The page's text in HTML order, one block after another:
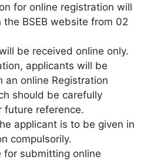
for online registration will
BSEB website from 02
be received online only.
applicants will be
an online Registration
should be carefully
future reference.
applicant is to be given in
compulsorily.
for submitting online